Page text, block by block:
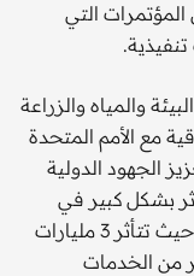
التي
والمياه والزراعة
مع الأمم المتحدة
الجهود الدولية
بشكل كبير في
الجوانب البيئية والاقتصادية والاجتماعية، حيث تتأثر 3 مليارات
من الخدمات